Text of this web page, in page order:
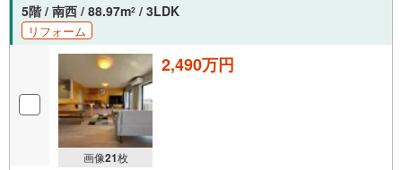
5階 / 南西 / 88.97m2 / 3LDK
リフォーム
画像21枚
2,490万円